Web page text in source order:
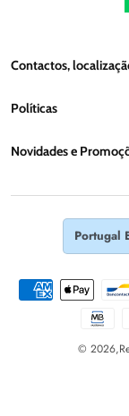
Contactos,
Políticas
Novidades e
© 2026,